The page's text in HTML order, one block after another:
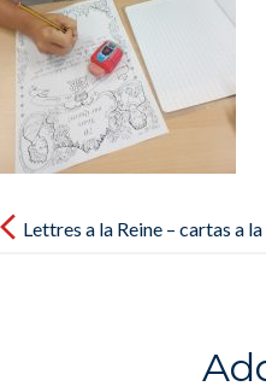
Lettres a la Reine – cartas a